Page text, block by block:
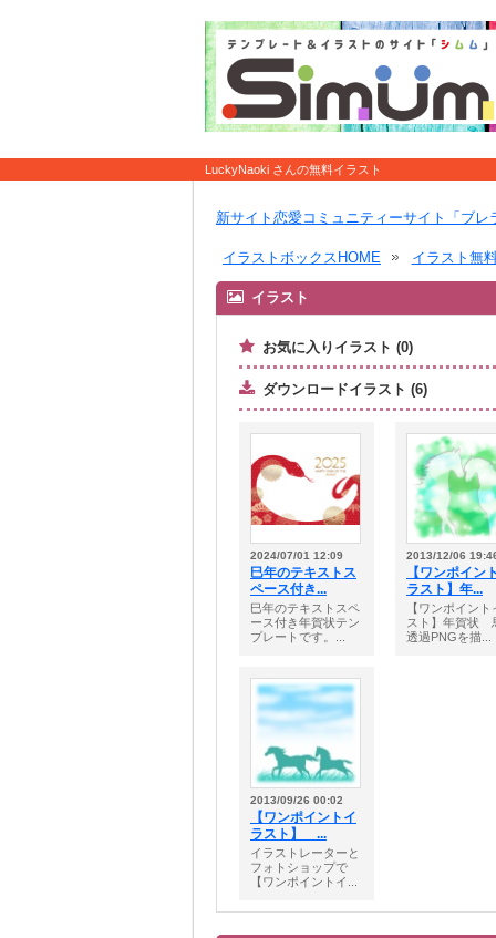
LuckyNaoki さんの無料イラスト
新サイト恋愛コミュニティーサイト「ブレ
イラストボックスHOME イラスト無
イラスト
お気に入りイラスト (0)
ダウンロードイラスト (6)
2024/07/01 12:09
巳年のテキストス
ペース付き...
巳年のテキストスペ
ース付き年賀状テン
プレートです。...
2013/12/06
【ワンポイン
ラスト】年...
【ワンポイント
スト】年賀
透過PNGを描...
2013/09/26 00:02
【ワンポイントイ
ラスト】 ...
イラストレーターと
フォトショップで
【ワンポイントイ...